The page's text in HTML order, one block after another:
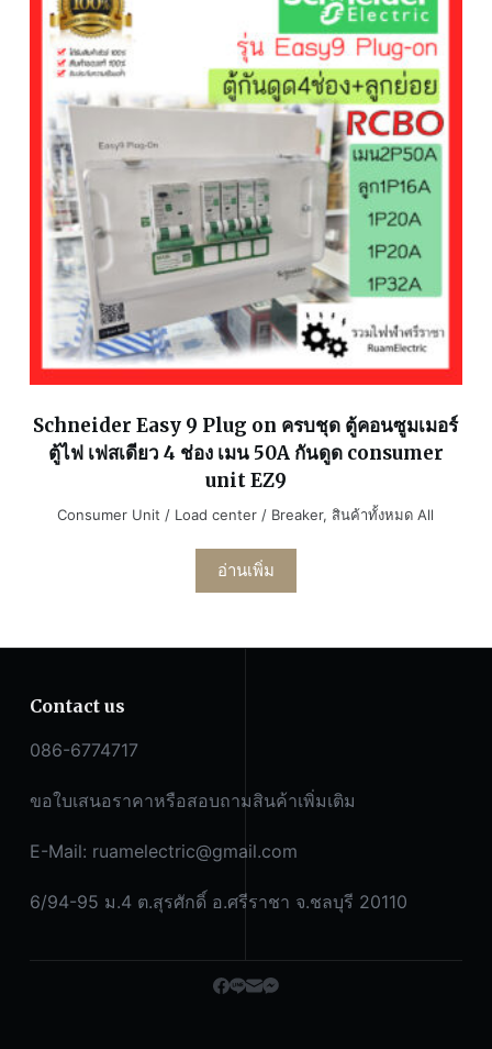
Schneider Easy 9 Plug on ครบชุด ตู้คอนซูมเมอร์
ตู้ไฟ เฟสเดียว 4 ช่อง เมน 50A กันดูด consumer
unit EZ9
Consumer Unit / Load center / Breaker, สินค้าทั้งหมด All
อ่านเพิ่ม
Contact us
086-6774717
ขอใบเสนอราคาหรือสอบถามสินค้าเพิ่มเติม
E-Mail: ruamelectric@gmail.com
6/94-95 ม.4 ต.สุรศักดิ์ อ.ศรีราชา จ.ชลบุรี 20110